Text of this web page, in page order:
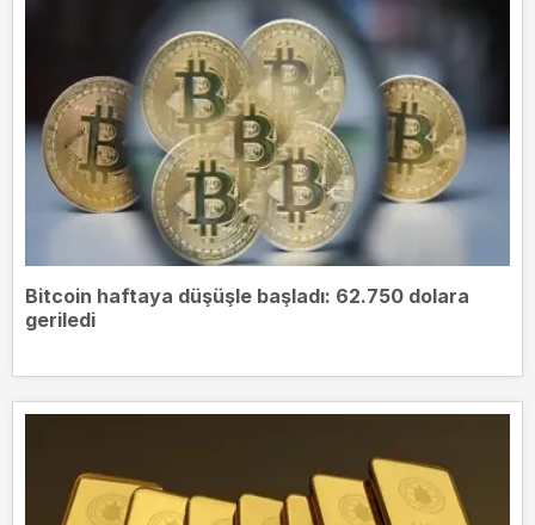
Bitcoin haftaya düşüşle başladı: 62.750 dolara
geriledi